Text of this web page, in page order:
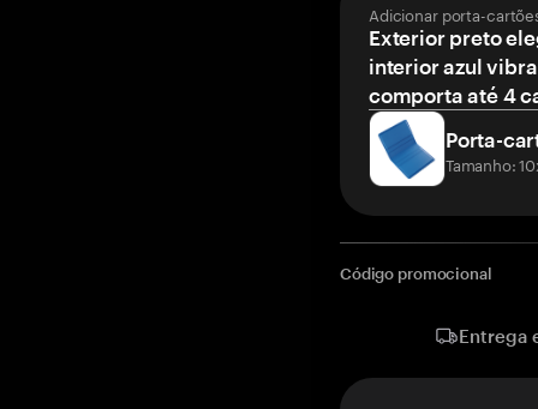
Adicionar porta-
Exterior preto
interior azul
comporta até 4
Porta-
Tamanho:
Código promocional
Entrega